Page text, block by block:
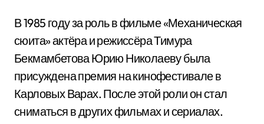
В 1985 году за роль в фильме «Механическая
сюита» актёра и режиссёра Тимура
Бекмамбетова Юрию Николаеву была
присуждена премия на кинофестивале в
Карловых Варах. После этой роли он стал
сниматься в других фильмах и сериалах.